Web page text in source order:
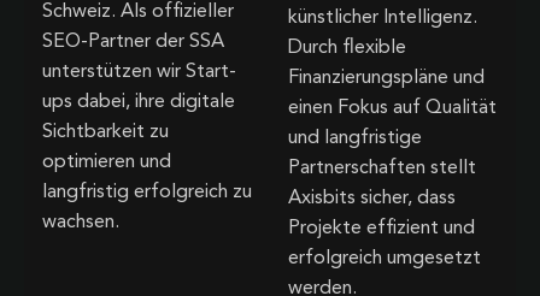
Schweiz. Als offizieller
SEO-Partner der SSA
unterstützen wir Start-
ups dabei, ihre digitale
Sichtbarkeit zu
optimieren und
langfristig erfolgreich zu
wachsen.
künstlicher Intelligenz.
Durch flexible
Finanzierungspläne und
einen Fokus auf Qualität
und langfristige
Partnerschaften stellt
Axisbits sicher, dass
Projekte effizient und
erfolgreich umgesetzt
werden.